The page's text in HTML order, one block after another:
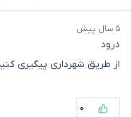
۵ سال پیش
درود
از طریق شهرداری پیگیری
۰